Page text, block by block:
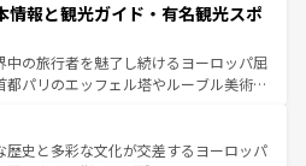
リアで、忘れられない旅をしてみよう！
ア情報は
国では、情熱的なフラメンコ、熱気あふ
美味しいタパスが生活の一部となってい
ドの洗練された雰囲気や、バルセロナの
角から、地方では古代ローマ遺跡や中世
て風土や気候が異なるスペインはその個
性で訪れる人を魅了する。 なお、新着のスペイン情報は コ
情報と観光ガイド・有名観光スポ
中の旅行者を魅了し続けるヨーロッパ屈
都パリのエッフェル塔やルーブル美術館
詰まっている。華麗な宮殿、歴史的な大
チ、そして豊かな自然が、訪れる者を心
歴史と多彩な文化が交差するヨーロッパ